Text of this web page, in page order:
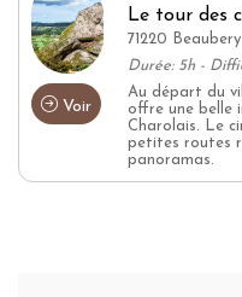
Voir
Le tour des
71220 Beaubery
Durée: 5h -
Au départ du
offre une belle
Charolais. Le
petites routes
panoramas.